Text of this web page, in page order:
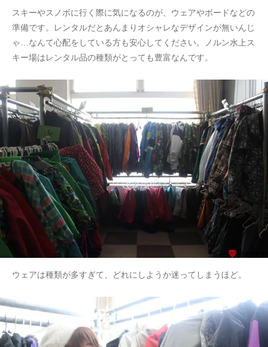
スキーやスノボに行く際に気になるのが、ウェアやボードなどの
準備です。レンタルだとあんまりオシャレなデザインが無いんじ
ゃ…なんて心配をしている方も安心してください。ノルン水上ス
キー場はレンタル品の種類がとっても豊富なんです。
ウェアは種類が多すぎて、どれにしようか迷ってしまうほど。